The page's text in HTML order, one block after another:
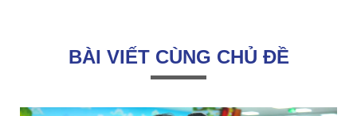
BÀI VIẾT CÙNG CHỦ ĐỀ